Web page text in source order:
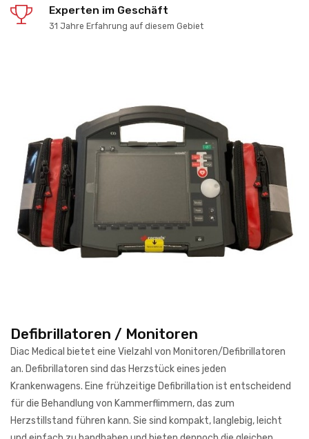
Experten im Geschäft
31 Jahre Erfahrung auf diesem Gebiet
Defibrillatoren / Monitoren
Diac Medical bietet eine Vielzahl von Monitoren/Defibrillatoren
an. Defibrillatoren sind das Herzstück eines jeden
Krankenwagens. Eine frühzeitige Defibrillation ist entscheidend
für die Behandlung von Kammerflimmern, das zum
Herzstillstand führen kann. Sie sind kompakt, langlebig, leicht